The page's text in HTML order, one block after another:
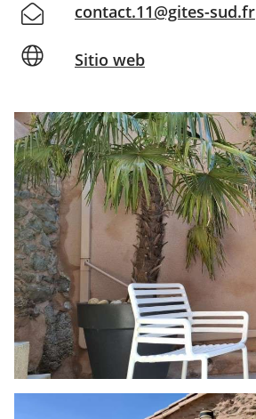
contact.11@gites-sud.fr
Sitio web